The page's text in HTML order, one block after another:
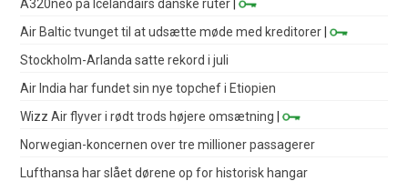
A320neo på Icelandairs danske ruter |
Air Baltic tvunget til at udsætte møde med kreditorer |
Stockholm-Arlanda satte rekord i juli
Air India har fundet sin nye topchef i Etiopien
Wizz Air flyver i rødt trods højere omsætning |
Norwegian-koncernen over tre millioner passagerer
Lufthansa har slået dørene op for historisk hangar